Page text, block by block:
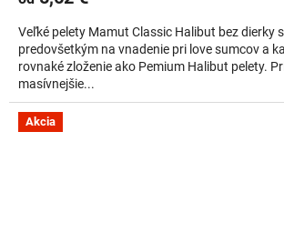
Veľké pelety Mamut Classic Halibut bez dierky
predovšetkým na vnadenie pri love sumcov a
rovnaké zloženie ako Pemium Halibut pelety.
masívnejšie...
Akcia